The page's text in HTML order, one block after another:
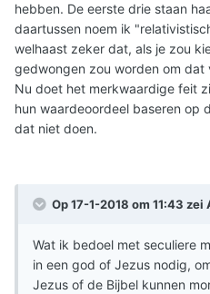
hebben. De eerste drie staan
daartussen noem ik
welhaast zeker dat, als je zou
gedwongen zou worden om
Nu doet het merkwaardige feit
hun waardeoordeel baseren op
dat niet doen.
Op 17-1-2018 om 11:43 zei
Wat ik bedoel met seculiere
in een god of Jezus nodig,
Jezus of de Bijbel kunnen